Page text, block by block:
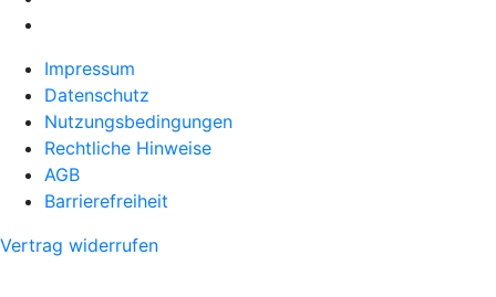
Impressum
Datenschutz
Nutzungsbedingungen
Rechtliche Hinweise
AGB
Barrierefreiheit
Vertrag widerrufen